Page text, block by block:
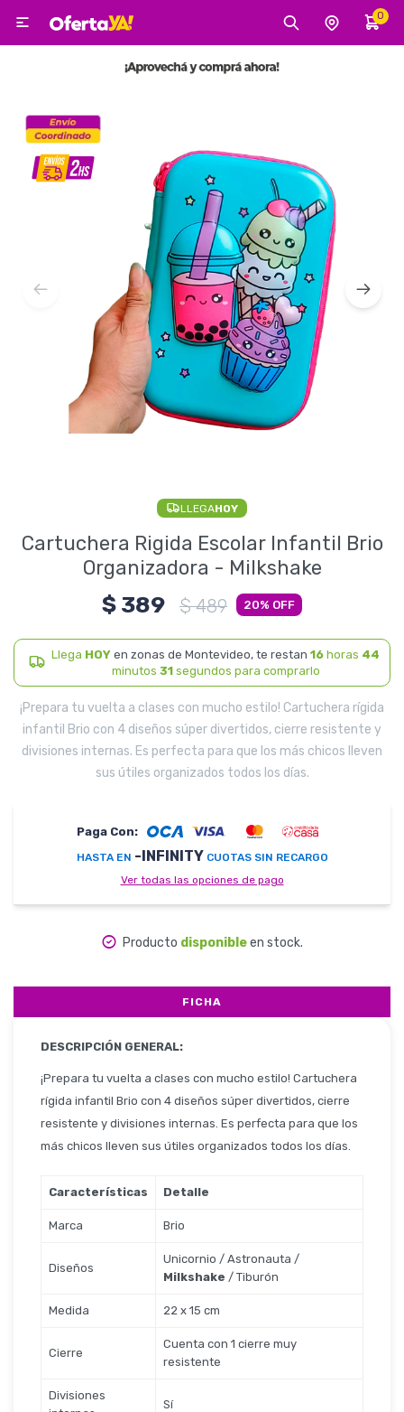
0

LLEGAHOY
Cartuchera Rigida Escolar Infantil Brio
Organizadora - Milkshake
$ 389 $ 489 20
Llega HOY en zonas de Montevideo, te restan 16 horas 44
minutos 31segundos para comprarlo
¡Prepara tu vuelta a clases con mucho estilo! Cartuchera rígida
infantil Brio con 4 diseños súper divertidos, cierre resistente y
divisiones internas. Es perfecta para que los más chicos lleven
sus útiles organizados todos los días.
Paga Con:
HASTA EN -INFINITY CUOTAS SIN RECARGO
Ver todas las opciones de pago
Producto disponibleen stock.
FICHA
DESCRIPCIÓN GENERAL:
¡Prepara tu vuelta a clases con mucho estilo! Cartuchera
rígida infantil Brio con 4 diseños súper divertidos, cierre
resistente y divisiones internas. Es perfecta para que los
más chicos lleven sus útiles organizados todos los días.
Características Detalle
Marca Brio
Diseños
Unicornio / Astronauta /
Milkshake / Tiburón
Medida 22 x 15 cm
Cierre
Cuenta con 1 cierre muy
resistente
Divisiones
Sí
MI CUENTA
Tecnología
Tv, Audio y Video
Tecnología
Gaming
Electrodomésticos
Pequeños electrodomésticos
Hogar y Jardín
Deportes y Tiempo Libre
Bebés y Niños
Herramientas
Belleza y Salud
Papelería
Ropa y Accesorios